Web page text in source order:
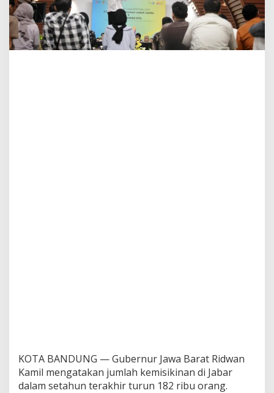
KOTA BANDUNG — Gubernur Jawa Barat Ridwan
Kamil mengatakan jumlah kemisikinan di Jabar
dalam setahun terakhir turun 182 ribu orang.